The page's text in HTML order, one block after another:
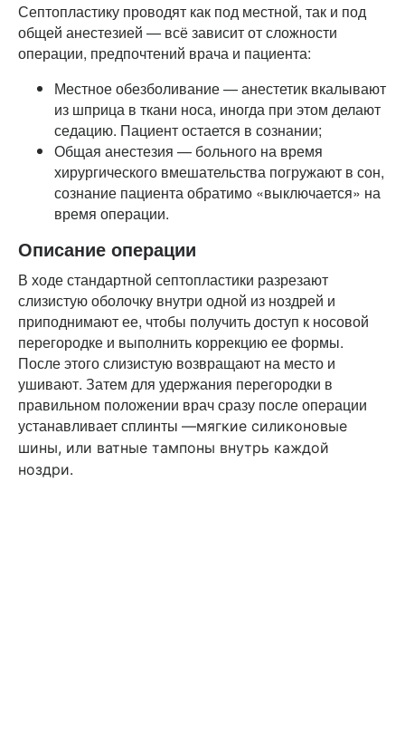
Септопластику проводят как под местной, так и под
общей анестезией — всё зависит от сложности
операции, предпочтений врача и пациента:
Местное обезболивание — анестетик вкалывают
из шприца в ткани носа, иногда при этом делают
седацию. Пациент остается в сознании;
Общая анестезия — больного на время
хирургического вмешательства погружают в сон,
сознание пациента обратимо «выключается» на
время операции.
Описание операции
В ходе стандартной септопластики разрезают
слизистую оболочку внутри одной из ноздрей и
приподнимают ее, чтобы получить доступ к носовой
перегородке и выполнить коррекцию ее формы.
После этого слизистую возвращают на место и
ушивают. Затем для удержания перегородки в
правильном положении врач сразу после операции
устанавливает сплинты —мягкие силиконовые
шины, или ватные тампоны внутрь каждой
ноздри.